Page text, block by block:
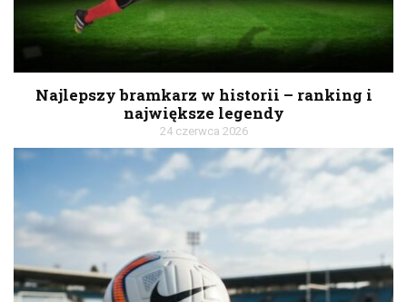
Najlepszy bramkarz w historii – ranking i
największe legendy
24 czerwca 2026